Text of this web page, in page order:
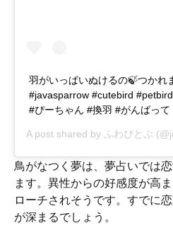
羽がいっぱいぬけるの🍃つかれ
#javasparrow #cutebird
#ぴーちゃん #換羽 #がんばって
A post shared by ふわぴとぷ
鳥がなつく夢は、夢占いでは
ます。異性からの好感度が高
ローチされそうです。すでに
が深まるでしょう。